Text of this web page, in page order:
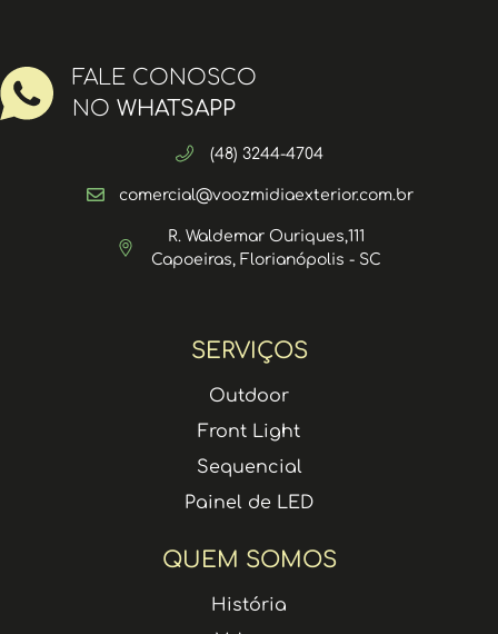
SERVIÇOS
Outdoor
Front Light
Sequencial
Painel de LED
QUEM SOMOS
História
FALE CONOSCO
NO WHATSAPP
(48) 3244-4704
comercial@voozmidiaexterior.com.br
R. Waldemar Ouriques,111
Capoeiras, Florianópolis - SC